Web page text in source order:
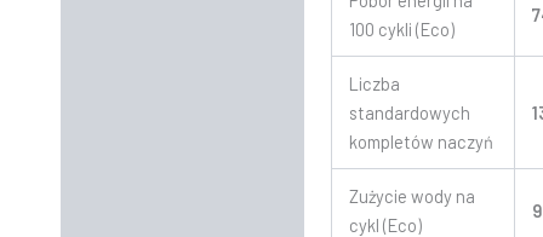
100 cykli (Eco)
Liczba
standardowych
kompletów naczyń
Zużycie wody na
cykl (Eco)